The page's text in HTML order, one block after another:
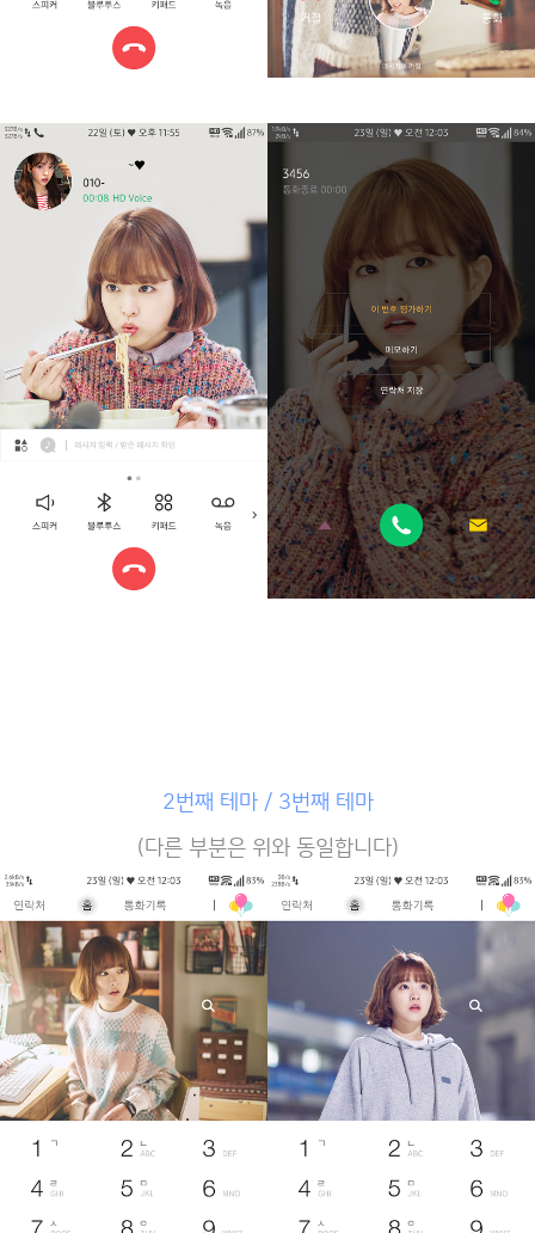
2번째 테마 / 3번째 테마
(다른 부분은 위와 동일합니다)